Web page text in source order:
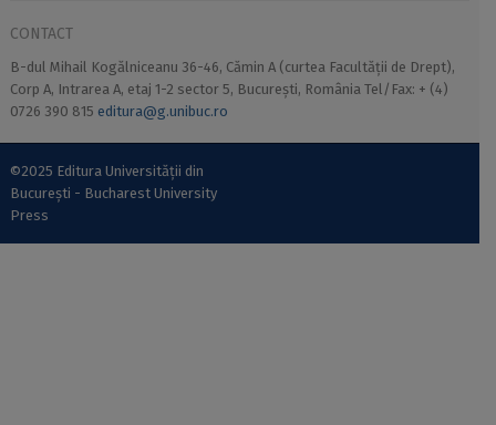
CONTACT
B-dul Mihail Kogălniceanu 36-46, Cămin A (curtea Facultății de Drept),
Corp A, Intrarea A, etaj 1-2 sector 5, București, România Tel/Fax: + (4)
0726 390 815 editura@g.unibuc.ro
©2025 Editura Universității din
București - Bucharest University
Press